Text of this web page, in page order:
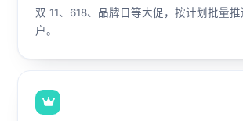
双 11、618、品牌日等大促，按计划批量
户。